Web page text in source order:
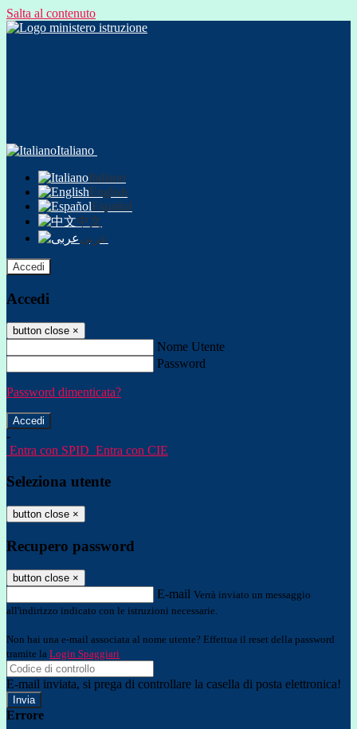
Salta al contenuto
Italiano
Italiano
English
Español
中文
عربى
Accedi
Accedi
button close ×
Nome Utente
Password
Password dimenticata?
-
Entra con SPID Entra con CIE
Seleziona utente
button close ×
Recupero password
button close ×
E-mail Verrà inviato un messaggio
all'indirizzo indicato con le istruzioni necessarie.
Non hai una e-mail associata al nome utente? Effettua il reset della password
tramite la Login Spaggiari
E-mail inviata, si prega di controllare la casella di posta elettronica!
Errore